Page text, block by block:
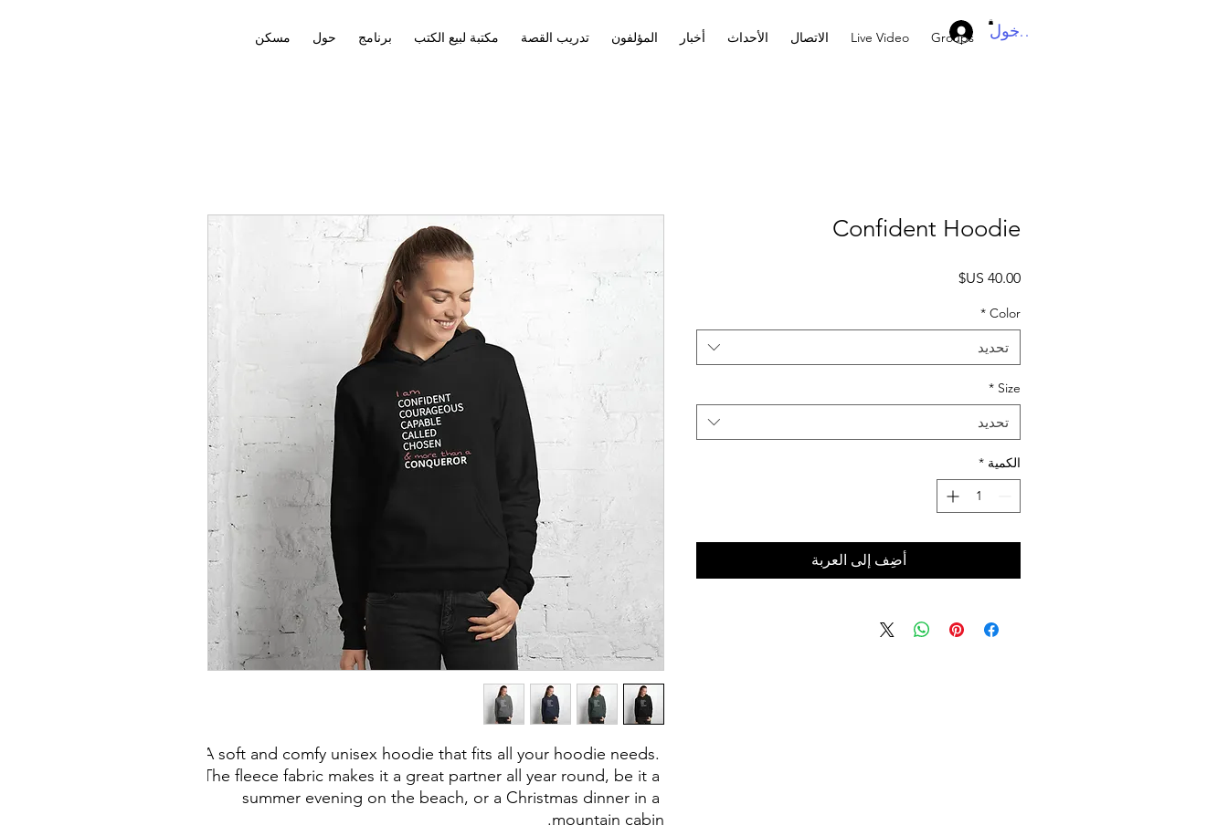
مسكن حول برنامج مكتبة لبيع الكتب تدريب القصة المؤلفون أخبار الأحداث الاتصال Live Video Groups تسجيل الدخول
A soft and comfy unisex hoodie that fits all your hoodie needs.
The fleece fabric makes it a great partner all year round, be it a
summer evening on the beach, or a Christmas dinner in a
mountain cabin.
Confident Hoodie
السعر
Color
*
تحديد
Size
*
تحديد
الكمية *
أضِف إلى العربة